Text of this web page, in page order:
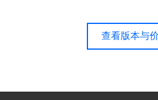
查看版本与